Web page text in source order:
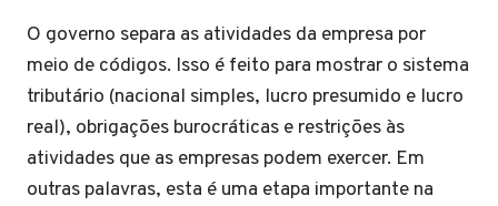
O governo separa as atividades da empresa por
meio de códigos. Isso é feito para mostrar o sistema
tributário (nacional simples, lucro presumido e lucro
real), obrigações burocráticas e restrições às
atividades que as empresas podem exercer. Em
outras palavras, esta é uma etapa importante na